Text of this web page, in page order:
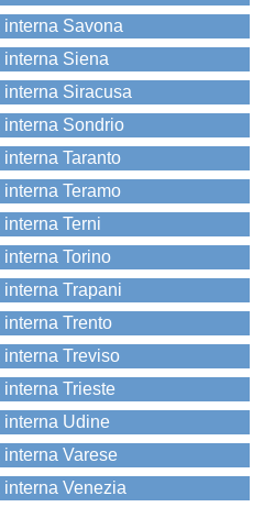
Savona
Siena
Siracusa
Sondrio
Taranto
Teramo
Terni
Torino
Trapani
Trento
Treviso
Trieste
Udine
Varese
Venezia